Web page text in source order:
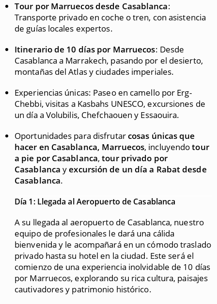
Tour por Marruecos desde Casablanca:
Transporte privado en coche o tren, con asistencia
de guías locales expertos.
Itinerario de 10 días por Marruecos: Desde
Casablanca a Marrakech, pasando por el desierto,
montañas del Atlas y ciudades imperiales.
Experiencias únicas: Paseo en camello por Erg-
Chebbi, visitas a Kasbahs UNESCO, excursiones de
un día a Volubilis, Chefchaouen y Essaouira.
Oportunidades para disfrutarcosas únicas que
hacer en Casablanca, Marruecos, incluyendotour
a pie por Casablanca,tour privado por
Casablanca yexcursión de un día a Rabat desde
Casablanca.
Día 1: Llegada al Aeropuerto de Casablanca
A su llegada al aeropuerto de Casablanca, nuestro
equipo de profesionales le dará una cálida
bienvenida y le acompañará en un cómodo traslado
privado hasta su hotel en la ciudad. Este será el
comienzo de una experiencia inolvidable de 10 días
por Marruecos, explorando su rica cultura, paisajes
cautivadores y patrimonio histórico.